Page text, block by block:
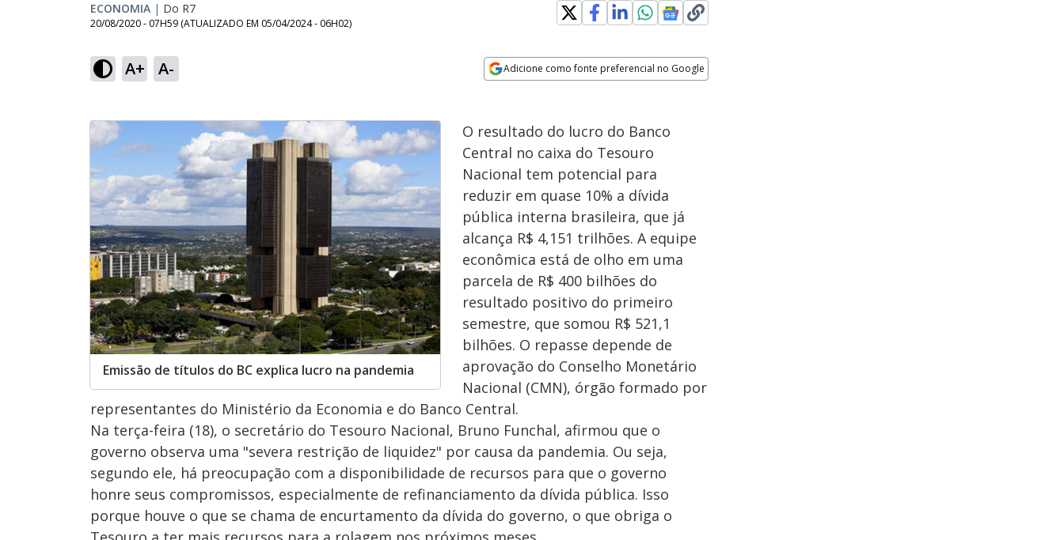
ECONOMIA | Do R7
20/08/2020 - 07H59 (ATUALIZADO EM 05/04/2024 - 06H02)
A+ A- Adicione como fonte preferencial no Google
Emissão de títulos do BC explica lucro na pandemia
O resultado do lucro do Banco
Central no caixa do Tesouro
Nacional tem potencial para
reduzir em quase 10% a dívida
pública interna brasileira, que já
alcança R$ 4,151 trilhões. A equipe
econômica está de olho em uma
parcela de R$ 400 bilhões do
resultado positivo do primeiro
semestre, que somou R$ 521,1
bilhões. O repasse depende de
aprovação do Conselho Monetário
Nacional (CMN), órgão formado por
representantes do Ministério da Economia e do Banco Central.
Na terça-feira (18), o secretário do Tesouro Nacional, Bruno Funchal, afirmou que o
governo observa uma "severa restrição de liquidez" por causa da pandemia. Ou seja,
segundo ele, há preocupação com a disponibilidade de recursos para que o governo
honre seus compromissos, especialmente de refinanciamento da dívida pública. Isso
porque houve o que se chama de encurtamento da dívida do governo, o que obriga o